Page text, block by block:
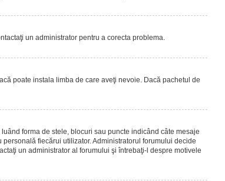
un administrator pentru a corecta problema.
poate instala limba de care aveţi nevoie. Dacă pachetul de
forma de stele, blocuri sau puncte indicând câte mesaje
fiecărui utilizator. Administratorul forumului decide
un administrator al forumului şi întrebaţi-l despre motivele